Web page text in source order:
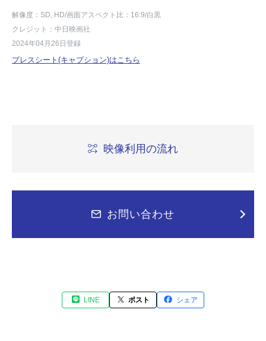
解像度：SD, HD/画面アスペクト比：16:9/白黒
クレジット：中日映画社
2024年04月26日登録
プレスシート(キャプション)はこちら
映像利用の流れ
お問い合わせ
LINE ポスト シェア